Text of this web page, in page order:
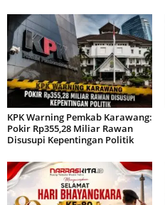
KPK Warning Pemkab Karawang:
Pokir Rp355,28 Miliar Rawan
Disusupi Kepentingan Politik